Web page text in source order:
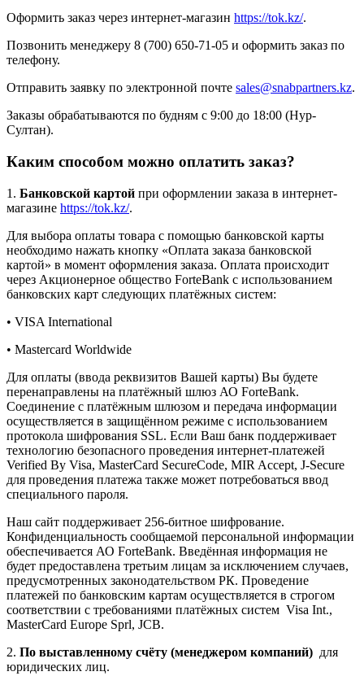
Оформить заказ через интернет-магазин https://tok.kz/.
Позвонить менеджеру 8 (700) 650-71-05 и оформить заказ по
телефону.
Отправить заявку по электронной почте sales@snabpartners.kz.
Заказы обрабатываются по будням с 9:00 до 18:00 (Нур-
Султан).
Каким способом можно оплатить заказ?
1. Банковской картой при оформлении заказа в интернет-
магазине https://tok.kz/.
Для выбора оплаты товара с помощью банковской карты
необходимо нажать кнопку «Оплата заказа банковской
картой» в момент оформления заказа. Оплата происходит
через Акционерное общество ForteBank с использованием
банковских карт следующих платёжных систем:
• VISA International
• Mastercard Worldwide
Для оплаты (ввода реквизитов Вашей карты) Вы будете
перенаправлены на платёжный шлюз АО ForteBank.
Соединение с платёжным шлюзом и передача информации
осуществляется в защищённом режиме с использованием
протокола шифрования SSL. Если Ваш банк поддерживает
технологию безопасного проведения интернет-платежей
Verified By Visa, MasterCard SecureCode, MIR Accept, J-Secure
для проведения платежа также может потребоваться ввод
специального пароля.
Наш сайт поддерживает 256-битное шифрование.
Конфиденциальность сообщаемой персональной информации
обеспечивается АО ForteBank. Введённая информация не
будет предоставлена третьим лицам за исключением случаев,
предусмотренных законодательством РК. Проведение
платежей по банковским картам осуществляется в строгом
соответствии с требованиями платёжных систем Visa Int.,
MasterCard Europe Sprl, JCB.
2. По выставленному счёту (менеджером компаний) для
юридических лиц.